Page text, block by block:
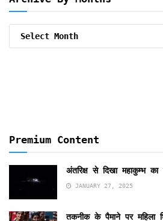
Premium Content
अंतरिक्ष से दिखा महाकुम्भ का
JANUARY 27, 2025
तकनीक के पैमाने पर महिला